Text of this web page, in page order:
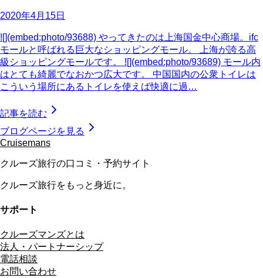
2020年4月15日
![](embed:photo/93688) やってきたのは上海国金中心商場。ifc
モールと呼ばれる巨大なショッピングモール。 上海が誇る高
級ショッピングモールです。 ![](embed:photo/93689) モール内
はとても綺麗でなおかつ広大です。 中国国内の公衆トイレは
こういう場所にあるトイレを使えば快適に過…
記事を読む
ブログページを見る
Cruisemans
クルーズ旅行の口コミ・予約サイト
クルーズ旅行をもっと身近に。
サポート
クルーズマンズとは
法人・パートナーシップ
電話相談
お問い合わせ